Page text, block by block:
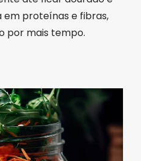
em proteínas e fibras,
por mais tempo.